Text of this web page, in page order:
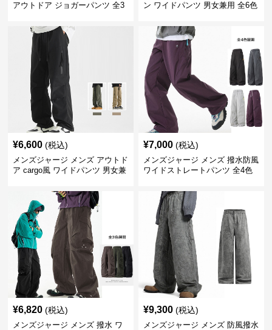
アウトドア ジョガーパンツ 全3
ン ワイドパンツ 男女兼用 全6色
¥6,600 (税込)
メンズジャージ メンズ アウトド
ア cargo風 ワイドパンツ 男女兼
¥7,000 (税込)
メンズジャージ メンズ 撥水防風
ワイドストレートパンツ 全4色
¥6,820 (税込)
メンズジャージ メンズ 撥水 ワ
¥9,300 (税込)
メンズジャージ メンズ 防風撥水